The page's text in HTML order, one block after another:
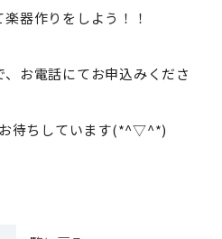
器作りをしよう！！
お電話にてお申込みくださ
ちしています(*^▽^*)